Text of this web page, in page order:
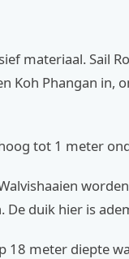
materiaal. Sail
Koh Phangan in,
tot 1 meter
duik hier is
18 meter diepte